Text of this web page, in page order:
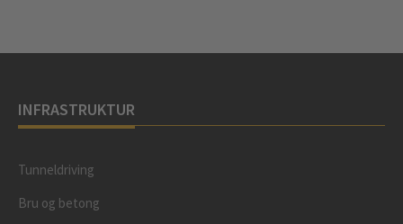
INFRASTRUKTUR
Tunneldriving
Bru og betong